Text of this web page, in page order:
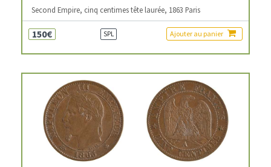
Second Empire, cinq centimes tête laurée, 1863 Paris
150€ SPL Ajouter au panier